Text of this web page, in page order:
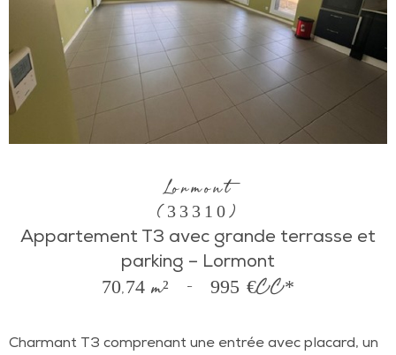
Lormont
(33310)
Appartement T3 avec grande terrasse et
parking – Lormont
70,74 m² - 995 €CC*
Charmant T3 comprenant une entrée avec placard, un